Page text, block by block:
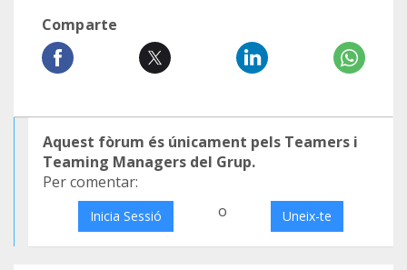
Comparte
Aquest fòrum és únicament pels Teamers i
Teaming Managers del Grup.
Per comentar:
Inicia Sessió o Uneix-te